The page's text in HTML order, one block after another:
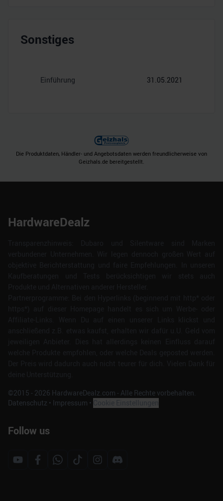
Sonstiges
Einführung 31.05.2021
Die Produktdaten, Händler- und Angebotsdaten werden freundlicherweise von
Geizhals.de bereitgestellt.
HardwareDealz
©2015 - 2026 HardwareDealz.com - Alle Rechte vorbehalten.
Datenschutz • Impressum •
Follow us